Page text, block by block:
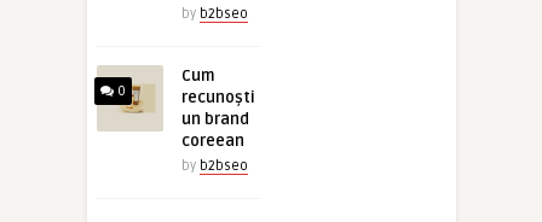
by b2bseo
0
Cum
recunoști
un brand
coreean
by b2bseo